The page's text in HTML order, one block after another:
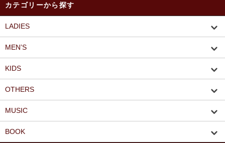
カテゴリーから探す
LADIES
MEN’S
KIDS
OTHERS
MUSIC
BOOK